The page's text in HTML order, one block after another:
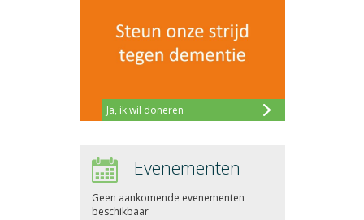
Ja, ik wil doneren
Evenementen
Geen aankomende evenementen
beschikbaar